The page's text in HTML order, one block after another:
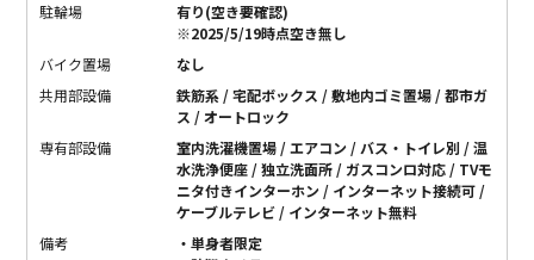
駐輪場
有り(空き要確認)
※2025/5/19時点空き無し
バイク置場
なし
共用部設備
鉄筋系 / 宅配ボックス / 敷地内ゴミ置場 / 都市ガ
ス / オートロック
専有部設備
室内洗濯機置場 / エアコン / バス・トイレ別 / 温
水洗浄便座 / 独立洗面所 / ガスコンロ対応 / TVモ
ニタ付きインターホン / インターネット接続可 /
ケーブルテレビ / インターネット無料
備考
・単身者限定